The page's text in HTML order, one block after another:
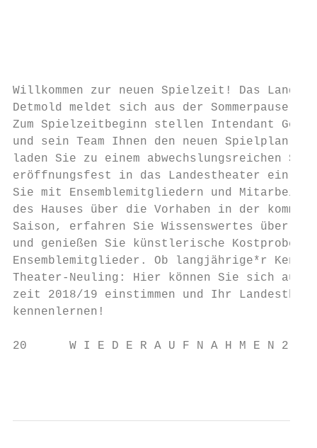
Willkommen zur neuen Spielzeit! Das
Detmold meldet sich aus der
Zum Spielzeitbeginn stellen Intendant
und sein Team Ihnen den neuen
laden Sie zu einem
eröffnungsfest in das Landestheater ein.
Sie mit Ensemble­mitgliedern und
des Hauses über die Vorhaben in der
Saison, erfahren Sie Wissenswertes
und genießen Sie künstlerische
Ensemblemitglieder. Ob langjährige*r
Theater-Neuling: Hier können Sie sich
zeit 2018/19 einstimmen und Ihr
kennenlernen!
20      W I E D E R A U F N A H M E N 2